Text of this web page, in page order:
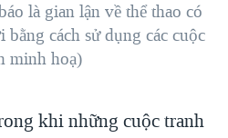
HẠ 'BÊN THẮNG CUỘC'
NAY
Ở VIỆT NAM
là gian lận về thể thao có
cách sử dụng các cuộc
minh hoạ)
khi những cuộc tranh